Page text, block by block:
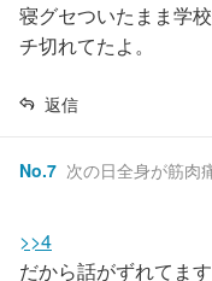
寝グセついたまま学
チ切れてたよ。
返信
No.7 次の日全身が筋肉
>>4
だから話がずれてま